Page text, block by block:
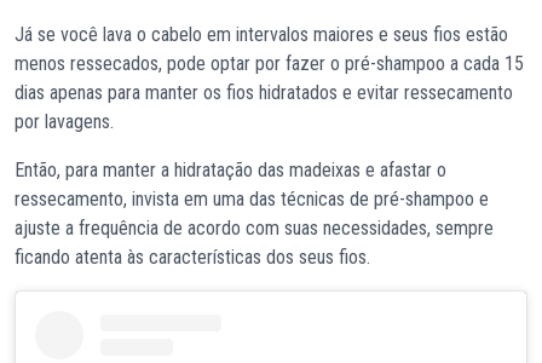
Já se você lava o cabelo em intervalos maiores e seus fios estão
menos ressecados, pode optar por fazer o pré-shampoo a cada 15
dias apenas para manter os fios hidratados e evitar ressecamento
por lavagens.
Então, para manter a hidratação das madeixas e afastar o
ressecamento, invista em uma das técnicas de pré-shampoo e
ajuste a frequência de acordo com suas necessidades, sempre
ficando atenta às características dos seus fios.